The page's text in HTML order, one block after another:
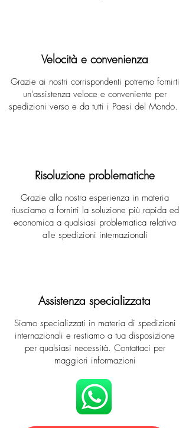
Velocità e convenienza
Grazie ai nostri corrispondenti potremo fornirti
un'assistenza veloce e conveniente per
spedizioni verso e da tutti i Paesi del Mondo.
Risoluzione problematiche
Grazie alla nostra esperienza in materia
riusciamo a fornirti la soluzione più rapida ed
economica a qualsiasi problematica relativa
alle spedizioni internazionali
Assistenza specializzata
Siamo specializzati in materia di spedizioni
internazionali e restiamo a tua disposizione
per qualsiasi necessità. Contattaci per
maggiori informazioni